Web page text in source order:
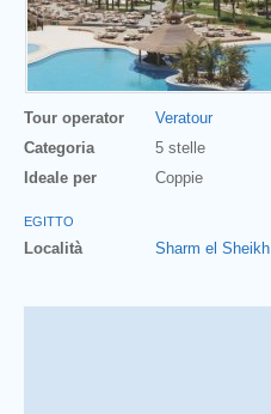
Tour operator
Veratour
Categoria
5 stelle
Ideale per
Coppie
EGITTO
Località Sharm el Sheikh